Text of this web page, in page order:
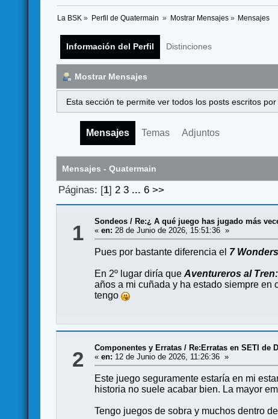
La BSK » Perfil de Quatermain » Mostrar Mensajes» Mensajes
Información del Perfil Distinciones
Mostrar Mensajes
Esta sección te permite ver todos los posts escritos
Mensajes Temas Adjuntos
Mensajes - Quatermain
Páginas: [1] 2 3 ... 6 >>
1 Sondeos / Re:¿ A qué juego has jugado más
«en: 28 de Junio de 2026, 15:51:36 »
Pues por bastante diferencia el 7 Wonders
En 2º lugar diría queAventureros al
años a mi cuñada y ha estado siempre
tengo
2 Componentes y Erratas / Re:Erratas en SETI de
«en: 12 de Junio de 2026, 11:26:36 »
Este juego seguramente estaría en mi
historia no suele acabar bien. La mayor
Tengo juegos de sobra y muchos dentro